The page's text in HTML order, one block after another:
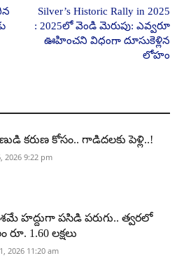
Silver’s Historic Rally in 2025
: 2025లో వెండి మెరుపు: ఎవ్వరూ
ఊహించని విధంగా దూసుకెళ్లిన
లోహం
కరుణ కోసం.. గాడిదలకు పెళ్లి..!
2026 9:22 pm
హద్దుగా పసిడి పరుగు.. త్వరలో
రూ. 1.60 లక్షలు
2026 11:20 am